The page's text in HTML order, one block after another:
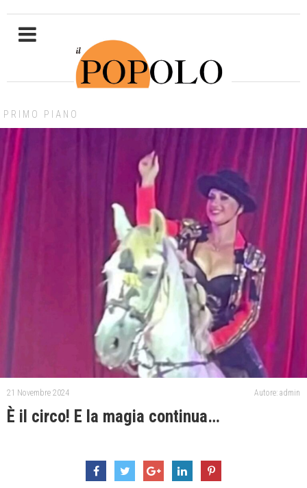
PRIMO PIANO
21 Novembre 2024 Autore: admin
È il circo! E la magia continua…